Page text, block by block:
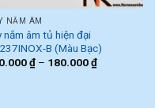
NẮM ÂM
nắm âm tủ hiện đại
B (Màu Bạc)
₫– 180.000₫